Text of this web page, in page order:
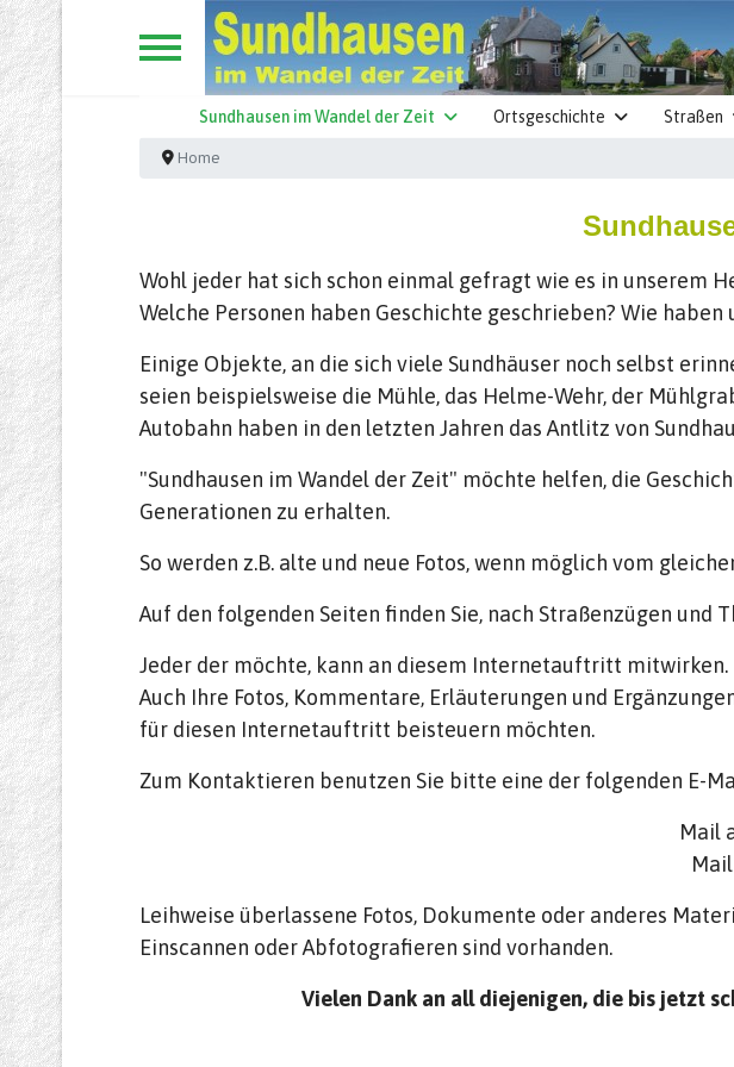
Sundhausen im Wandel der Zeit Ortsgeschichte Straßen
Home
Wohl jeder hat sich schon einmal gefragt wie es in unserem
Welche Personen haben Geschichte geschrieben? Wie
Einige Objekte, an die sich viele Sundhäuser noch selbst
seien beispielsweise die Mühle, das Helme-Wehr, der
Autobahn haben in den letzten Jahren das Antlitz von
"Sundhausen im Wandel der Zeit" möchte helfen, die
Generationen zu erhalten.
So werden z.B. alte und neue Fotos, wenn möglich vom
Auf den folgenden Seiten finden Sie, nach Straßenzügen
Jeder der möchte, kann an diesem Internetauftritt mitwirken.
Auch Ihre Fotos, Kommentare, Erläuterungen und
für diesen Internetauftritt beisteuern möchten.
Zum Kontaktieren benutzen Sie bitte eine der folgenden E-
Mail
Leihweise überlassene Fotos, Dokumente oder anderes
Einscannen oder Abfotografieren sind vorhanden.
Vielen Dank an all diejenigen, die bis jetzt